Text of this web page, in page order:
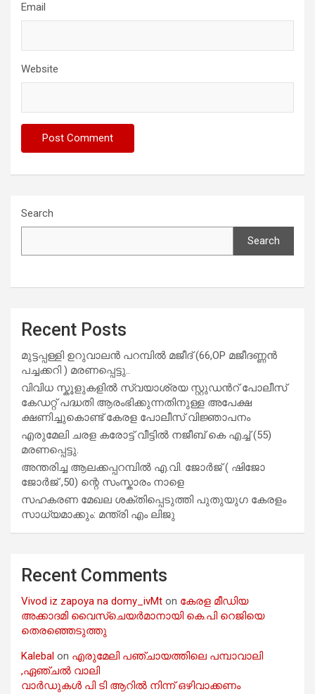
Email
Website
Search
Search
Recent Posts
മുട്ടപ്പള്ളി ഉറുവാലൻ പറമ്പിൽ മജീദ് (66,OP മജീദണ്ണൻ
പച്ചക്കറി ) മരണപ്പെട്ടു..
വിവിധ സ്കൂളുകളില്‍ സ്വയാശ്രയ സ്റ്റുഡന്‍റ് പോലീസ്
കേഡറ്റ് പദ്ധതി ആരംഭിക്കുന്നതിനുള്ള അപേക്ഷ
ക്ഷണിച്ചുകൊണ്ട് കേരള പോലീസ് വിജ്ഞാപനം
എരുമേലി ചരള കരോട്ട് വീട്ടിൽ നജീബ് കെ എച്ച് (55)
മരണപ്പെട്ടു.
അന്തരിച്ച ആ​ല​ക്ക​പ്പ​റമ്പിൽ​ എ.​വി. ജോ​ർ​ജ് ( ഷിജോ
ജോർജ് ,50) ന്റെ സംസ്കാരം നാളെ
സഹകരണ മേഖല ശക്തിപ്പെടുത്തി പുതുയുഗ കേരളം
സാധ്യമാക്കും: മന്ത്രി എം ലിജു
Recent Comments
Vivod iz zapoya na domy_ivMt on കേരള മീഡിയ
അക്കാദമി വൈസ്ചെയർമാനായി കെ.പി റെജിയെ
തെരഞ്ഞെടുത്തു
Kalebal on എരുമേലി പഞ്ചായത്തിലെ പമ്പാവാലി
,ഏഞ്ചൽ വാലി
വാർഡുകൾ പി ടി ആറിൽ നിന്ന് ഒഴിവാക്കണം